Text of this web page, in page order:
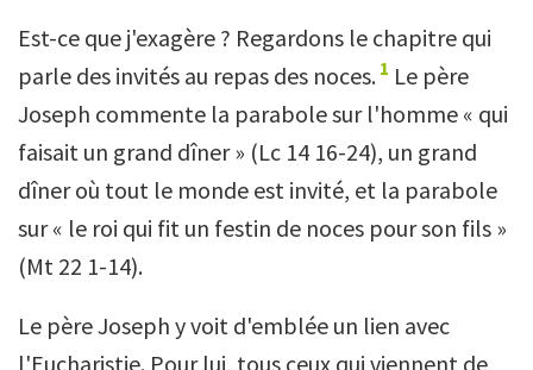
Est-ce que j'exagère ? Regardons le chapitre qui
parle des invités au repas des noces. 1 Le père
Joseph commente la parabole sur l'homme « qui
faisait un grand dîner » (Lc 14 16-24), un grand
dîner où tout le monde est invité, et la parabole
sur « le roi qui fit un festin de noces pour son fils »
(Mt 22 1-14).
Le père Joseph y voit d'emblée un lien avec
l'Eucharistie. Pour lui, tous ceux qui viennent de